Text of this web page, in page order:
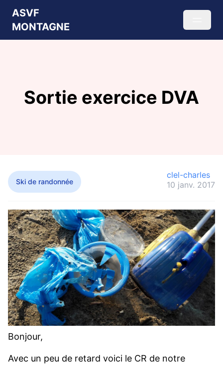
ASVF
MONTAGNE
Sortie exercice DVA
Ski de randonnée
clel-charles
10 janv. 2017
Bonjour,
Avec un peu de retard voici le CR de notre